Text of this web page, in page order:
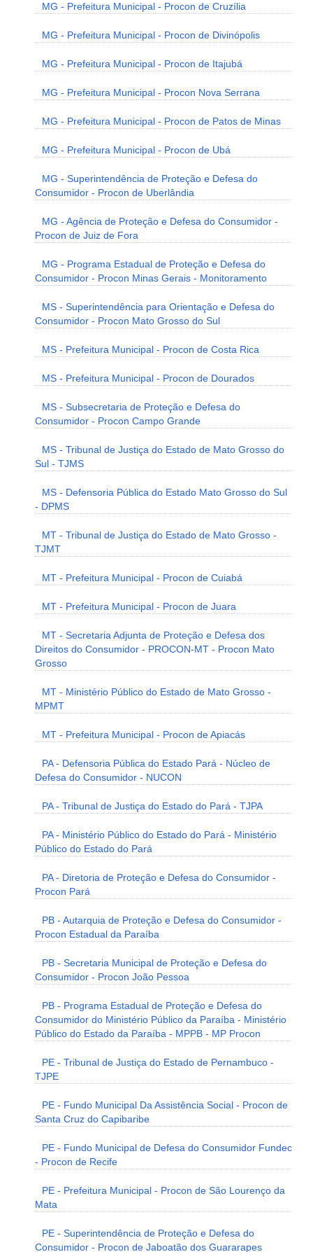
MG - Prefeitura Municipal - Procon de Cruzília
MG - Prefeitura Municipal - Procon de Divinópolis
MG - Prefeitura Municipal - Procon de Itajubá
MG - Prefeitura Municipal - Procon Nova Serrana
MG - Prefeitura Municipal - Procon de Patos de Minas
MG - Prefeitura Municipal - Procon de Ubá
MG - Superintendência de Proteção e Defesa do
Consumidor - Procon de Uberlândia
MG - Agência de Proteção e Defesa do Consumidor -
Procon de Juiz de Fora
MG - Programa Estadual de Proteção e Defesa do
Consumidor - Procon Minas Gerais - Monitoramento
MS - Superintendência para Orientação e Defesa do
Consumidor - Procon Mato Grosso do Sul
MS - Prefeitura Municipal - Procon de Costa Rica
MS - Prefeitura Municipal - Procon de Dourados
MS - Subsecretaria de Proteção e Defesa do
Consumidor - Procon Campo Grande
MS - Tribunal de Justiça do Estado de Mato Grosso do
Sul - TJMS
MS - Defensoria Pública do Estado Mato Grosso do Sul
- DPMS
MT - Tribunal de Justiça do Estado de Mato Grosso -
TJMT
MT - Prefeitura Municipal - Procon de Cuiabá
MT - Prefeitura Municipal - Procon de Juara
MT - Secretaria Adjunta de Proteção e Defesa dos
Direitos do Consumidor - PROCON-MT - Procon Mato
Grosso
MT - Ministério Público do Estado de Mato Grosso -
MPMT
MT - Prefeitura Municipal - Procon de Apiacás
PA - Defensoria Pública do Estado Pará - Núcleo de
Defesa do Consumidor - NUCON
PA - Tribunal de Justiça do Estado do Pará - TJPA
PA - Ministério Público do Estado do Pará - Ministério
Público do Estado do Pará
PA - Diretoria de Proteção e Defesa do Consumidor -
Procon Pará
PB - Autarquia de Proteção e Defesa do Consumidor -
Procon Estadual da Paraíba
PB - Secretaria Municipal de Proteção e Defesa do
Consumidor - Procon João Pessoa
PB - Programa Estadual de Proteção e Defesa do
Consumidor do Ministério Público da Paraíba - Ministério
Público do Estado da Paraíba - MPPB - MP Procon
PE - Tribunal de Justiça do Estado de Pernambuco -
TJPE
PE - Fundo Municipal Da Assistência Social - Procon de
Santa Cruz do Capibaribe
PE - Fundo Municipal de Defesa do Consumidor Fundec
- Procon de Recife
PE - Prefeitura Municipal - Procon de São Lourenço da
Mata
PE - Superintendência de Proteção e Defesa do
Consumidor - Procon de Jaboatão dos Guararapes